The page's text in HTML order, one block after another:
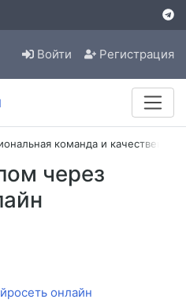
Войти Регистрация
команда и
через
онлайн